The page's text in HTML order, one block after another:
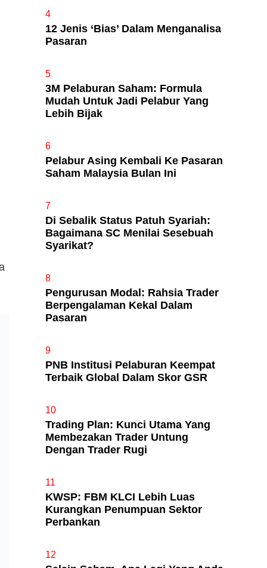
4
12 Jenis ‘Bias’ Dalam Menganalisa
Pasaran
5
3M Pelaburan Saham: Formula
Mudah Untuk Jadi Pelabur Yang
Lebih Bijak
6
Pelabur Asing Kembali Ke Pasaran
Saham Malaysia Bulan Ini
7
Di Sebalik Status Patuh Syariah:
Bagaimana SC Menilai Sesebuah
Syarikat?
8
Pengurusan Modal: Rahsia Trader
Berpengalaman Kekal Dalam
Pasaran
9
PNB Institusi Pelaburan Keempat
Terbaik Global Dalam Skor GSR
10
Trading Plan: Kunci Utama Yang
Membezakan Trader Untung
Dengan Trader Rugi
11
KWSP: FBM KLCI Lebih Luas
Kurangkan Penumpuan Sektor
Perbankan
12